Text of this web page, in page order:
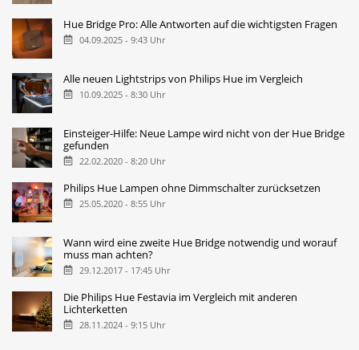
Hue Bridge Pro: Alle Antworten auf die wichtigsten Fragen
04.09.2025 - 9:43 Uhr
Alle neuen Lightstrips von Philips Hue im Vergleich
10.09.2025 - 8:30 Uhr
Einsteiger-Hilfe: Neue Lampe wird nicht von der Hue Bridge
gefunden
22.02.2020 - 8:20 Uhr
Philips Hue Lampen ohne Dimmschalter zurücksetzen
25.05.2020 - 8:55 Uhr
Wann wird eine zweite Hue Bridge notwendig und worauf
muss man achten?
29.12.2017 - 17:45 Uhr
Die Philips Hue Festavia im Vergleich mit anderen
Lichterketten
28.11.2024 - 9:15 Uhr